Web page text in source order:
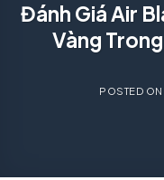
Đánh Giá Air
Vàng
POSTED ON